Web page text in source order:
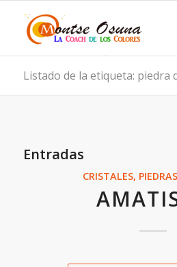
Listado de la etiqueta: piedra
Entradas
CRISTALES,